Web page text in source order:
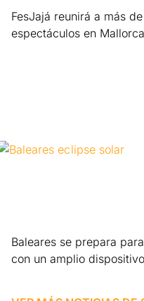
FesJajá reunirá a más
espectáculos en
Baleares se prepara
con un amplio dispositivo